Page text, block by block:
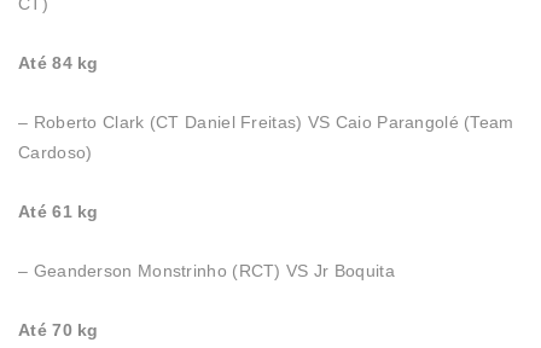
Até 84 kg
– Roberto Clark (CT Daniel Freitas) VS Caio Parangolé (Team
Cardoso)
Até 61 kg
– Geanderson Monstrinho (RCT) VS Jr Boquita
Até 70 kg